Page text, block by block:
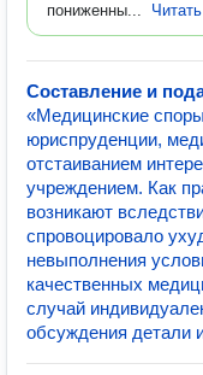
пониженны...
Составление и
«Медицинские
юриспруденции,
отстаиванием
учреждением. Как
возникают
спровоцировало
невыполнения
качественных
случай
обсуждения детали